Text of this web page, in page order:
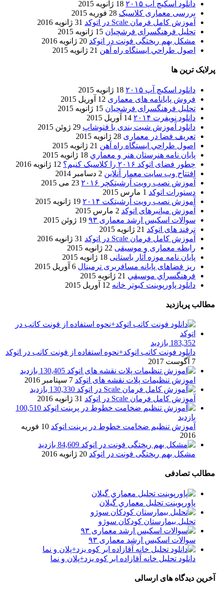
دانلود اسکیچ آپ ۲۰۱۵
18 ژانویه 2015
بررسی معماری کلاسیک 28 فوریه 2015
آموزش کامل فرمان Scale در اتوکد
31 ژانویه 2016
تحلیل فرهنگسرای فرشچیان 15 ژانویه 2015
مشکل بهم ریختگی فونت در اتوکد 20 ژانویه 2016
اصول طراحي ایستگاه راه آهن 21 ژانویه 2015
پرلایک ترین ها
دانلود اسکیچ آپ ۲۰۱۵
18 ژانویه 2015
فروش پایانامه های معماری 12 آوریل 2015
تحلیل فرهنگسرای فرشچیان 15 ژانویه 2015
دانلود نویفرت ۲۰۱۴
14 آوریل 2015
دانلود آموزش شیت بندی با فتوشاپ 29 ژوئن 2015
تعریف فضا در معماری 28 ژانویه 2015
اصول طراحي ایستگاه راه آهن 21 ژانویه 2015
پایان نامه هنرستان هنر و معماري 18 ژانویه 2015
چطور فضای اتوکد ۲۰۱۶ را کلاسیک کنیم؟
12 ژانویه 2016
افتتاح وب سایت معمار آنلاین 2 دسامبر 2014
آموزش نصب رویت آرشیتکچر ۲۰۱۶
23 می 2015
دستورات اتوکد 1 مارس 2015
آموزش نصب رویت آرشیتکت ۲۰۱۴
19 ژانویه 2015
آموزش میانبرهای اتوکد 2 مارس 2015
سوالات اسکیس ارشد معماری ۹۳
19 ژوئن 2015
ترفند های اتوکد 21 ژانویه 2015
آموزش کامل فرمان Scale در اتوکد
31 ژانویه 2016
رابطه معماری و موسیقی 22 ژانویه 2015
پایان نامه موزه آثار باستانی 18 ژانویه 2015
ریز فضاهای پایانه مسافربری ترمینال 6 آوریل 2015
فرهنگسراي موسيقي 21 ژانویه 2015
دانلود پاورپوینت کبوتر خانه 12 آوریل 2015
مطالب پربازدید
183,352 بازدید
دانلود فونت کاتب اتوکد+نحوه استفاده از فونت کاتب در اتوکد
7 آگوست 2017
130,405 بازدید
اموزش تنظیمات پلات نقشه های اتوکد 7 سپتامبر 2016
130,330 بازدید
آموزش کامل فرمان Scale در اتوکد
31 ژانویه 2016
100,510
بازدید
آموزش تنظیم ضخامت خطوط در پرینت اتوکد
10 فوریه
2016
84,609 بازدید
مشکل بهم ریختگی فونت در اتوکد 20 ژانویه 2016
مطالب تصادفی
پاورپوینت تحلیل معماري گيلان
تحلیل بیمارستان کودکان سوژو
سوالات اسکیس ارشد معماری ۹۳
دانلود تحلیل خانه آقازاده ابر کوه یزد+پلان و نما
آخرین دیدگاه های ارسالی